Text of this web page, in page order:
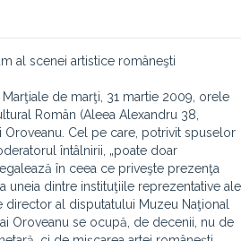
al scenei artistice româneşti
Marţiale de marţi, 31 martie 2009, orele
Român (Aleea Alexandru 38,
Oroveanu. Cel pe care, potrivit spuselor
întâlnirii, „poate doar
în ceea ce priveşte prezenţa
uneia dintre instituţiile reprezentative ale
director al disputatului Muzeu Naţional
Oroveanu se ocupă, de decenii, nu de